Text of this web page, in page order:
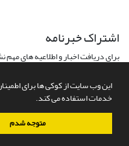
این وب سایت از کوکی ها برای
خدمات استفاده می کند.
متوجه شدم
اشتراک خبرنامه
برای دریافت اخبار و اطلاعیه های
سامانه مدیریت نشریات علمی.طراحی